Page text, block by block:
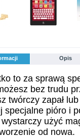
Opis
to za sprawą
bez trudu
twórczy zapał
specjalne pióro i
użyć
od nowa.